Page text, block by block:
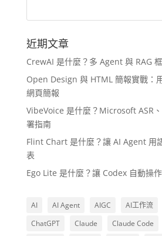
近期文章
CrewAI 是什麼？多 Agent 與 RAG
Open Design 與 HTML 簡報實戰：
網頁簡報
VibeVoice 是什麼？Microsoft ASR
署指南
Flint Chart 是什麼？讓 AI Agent 用
表
Ego Lite 是什麼？讓 Codex 自動操
AI AI Agent AIGC AI工作流
ChatGPT
Claude Claude Code